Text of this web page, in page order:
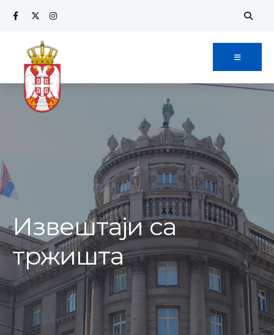
Извештаји са
тржишта